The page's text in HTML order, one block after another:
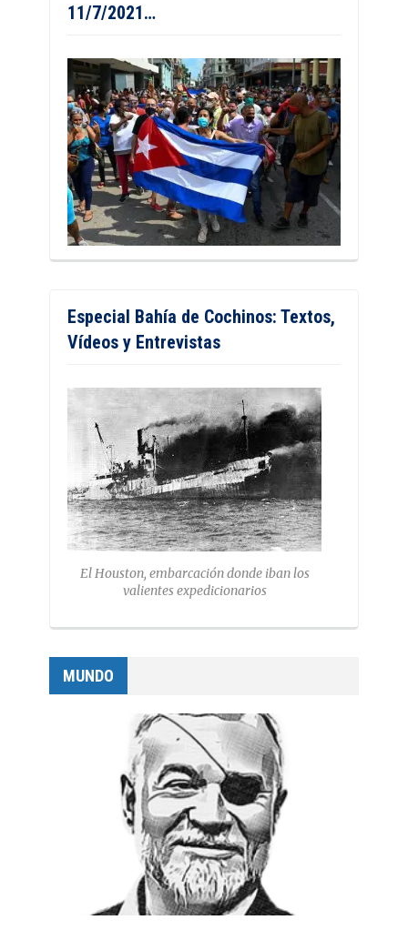
11/7/2021…
Especial Bahía de Cochinos: Textos,
Vídeos y Entrevistas
El Houston, embarcación donde iban los
valientes expedicionarios
MUNDO